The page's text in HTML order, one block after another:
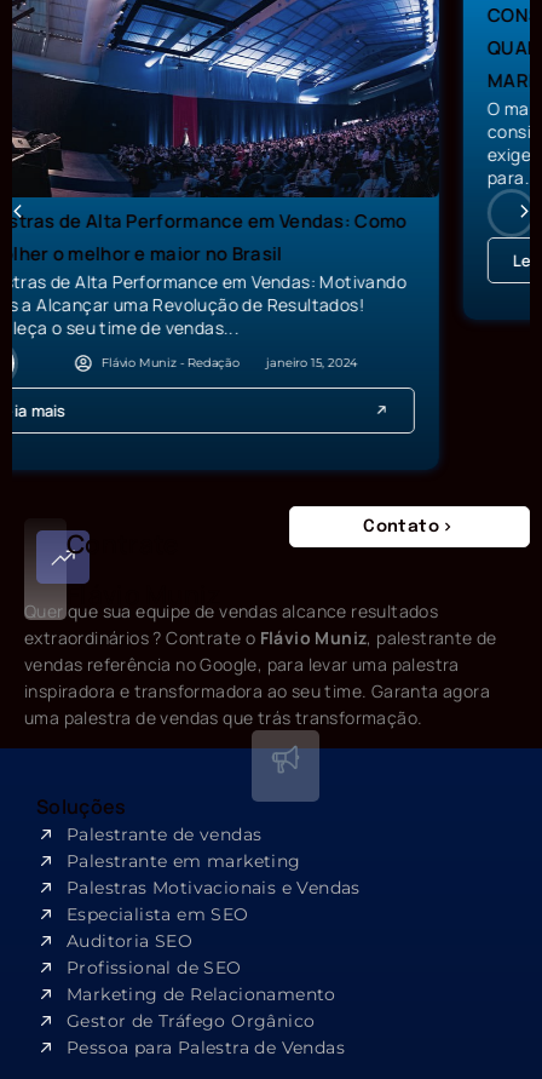
CONSULTORIA EM MARKETING DIGITAL PREÇO –
QUANTO CUSTA UMA CONSULTORIA DE
MARKETING DIGITAL
O marketing digital pode ser considerado uma área
consideravelmente recente nas empresas, mas que
exige profissionais com qualificações específicas
para...
Flávio Muniz - Redação junho 13, 2022
Leia mais
Contrate
Flávio Muniz
Contato
Quer que sua equipe de vendas alcance resultados
extraordinários ? Contrate o Flávio Muniz, palestrante de
vendas referência no Google, para levar uma palestra
inspiradora e transformadora ao seu time. Garanta agora
uma palestra de vendas que trás transformação.
Soluções
Palestrante de vendas
Palestrante em marketing
Palestras Motivacionais e Vendas
Especialista em SEO​
Auditoria SEO
Profissional de SEO
Marketing de Relacionamento
Gestor de Tráfego Orgânico
Pessoa para Palestra de Vendas